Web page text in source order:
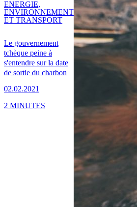
Le gouvernement
tchèque peine à
s'entendre sur la date
de sortie du charbon
02.02.2021
ENERGIE,
ENVIRONNEMENT
ET TRANSPORT
2 MINUTES